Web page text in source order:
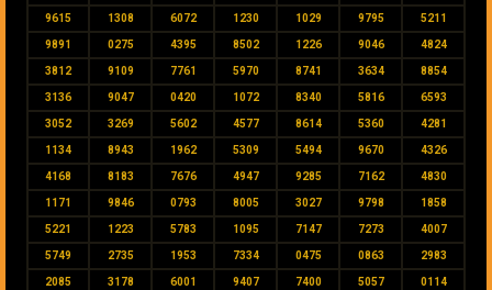
9615 1308 6072 1230 1029 9795 5211
9891 0275 4395 8502 1226 9046 4824
3812 9109 7761 5970 8741 3634 8854
3136 9047 0420 1072 8340 5816 6593
3052 3269 5602 4577 8614 5360 4281
1134 8943 1962 5309 5494 9670 4326
4168 8183 7676 4947 9285 7162 4830
1171 9846 0793 8005 3027 9798 1858
5221 1223 5783 1095 7147 7273 4007
5749 2735 1953 7334 0475 0863 2983
2085 3178 6001 9407 7400 5057 0114